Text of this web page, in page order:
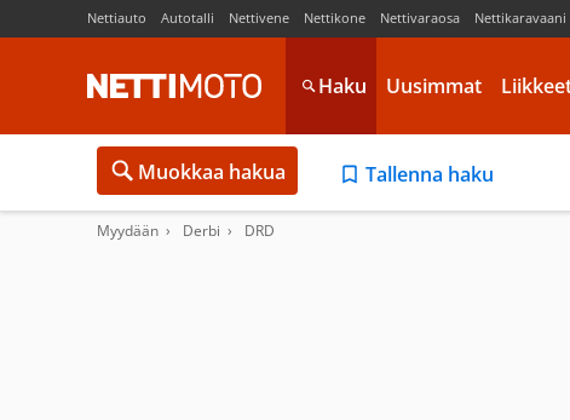
Nettiauto Autotalli Nettivene Nettikone Nettivaraosa Nettikaravaani
Haku Uusimmat
Muokkaa hakua Tallenna haku
Myydään Derbi DRD